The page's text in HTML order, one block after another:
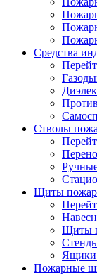
Средства
Стволы
Щиты
Щиты
Ящики
Пожарные